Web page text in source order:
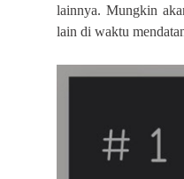
lainnya. Mungkin
lain di waktu